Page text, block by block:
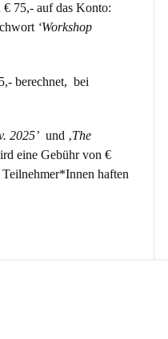
75,- auf das Konto:
‘Workshop
berechnet, bei
2025’ und ‚The
eine Gebühr von €
haften